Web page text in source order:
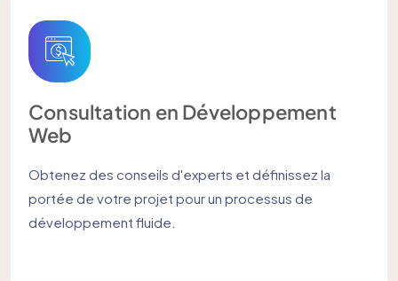
Consultation en Développement
Web
Obtenez des conseils d'experts et définissez la
portée de votre projet pour un processus de
développement fluide.